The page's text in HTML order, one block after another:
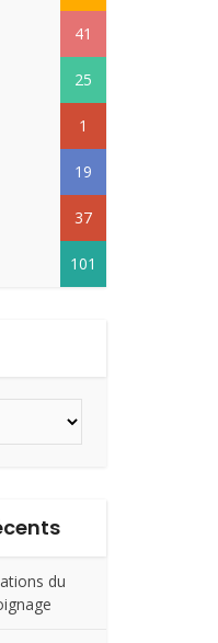
41
25
1
19
37
101
du